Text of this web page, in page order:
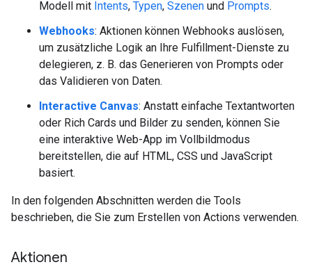
Modell mit Intents, Typen, Szenen und Prompts.
Webhooks: Aktionen können Webhooks auslösen,
um zusätzliche Logik an Ihre Fulfillment-Dienste zu
delegieren, z. B. das Generieren von Prompts oder
das Validieren von Daten.
Interactive Canvas: Anstatt einfache Textantworten
oder Rich Cards und Bilder zu senden, können Sie
eine interaktive Web-App im Vollbildmodus
bereitstellen, die auf HTML, CSS und JavaScript
basiert.
In den folgenden Abschnitten werden die Tools
beschrieben, die Sie zum Erstellen von Actions verwenden.
Aktionen